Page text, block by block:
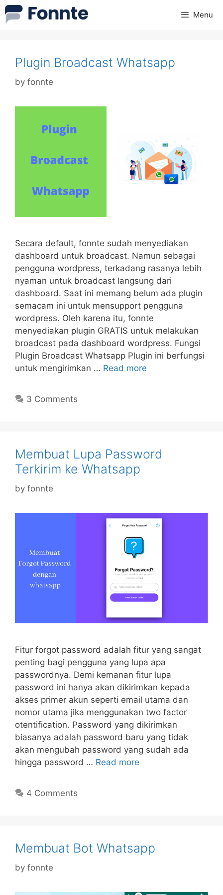
Skip
to
Menu
Plugin Broadcast Whatsapp
by fonnte
Secara default, fonnte sudah menyediakan
dashboard untuk broadcast. Namun sebagai
pengguna wordpress, terkadang rasanya lebih
nyaman untuk broadcast langsung dari
dashboard. Saat ini memang belum ada plugin
semacam ini untuk mensupport pengguna
wordpress. Oleh karena itu, fonnte
menyediakan plugin GRATIS untuk melakukan
broadcast pada dashboard wordpress. Fungsi
Plugin Broadcast Whatsapp Plugin ini berfungsi
untuk mengirimkan … Read more
3 Comments
Membuat Lupa Password
Terkirim ke Whatsapp
by fonnte
Fitur forgot password adalah fitur yang sangat
penting bagi pengguna yang lupa apa
passwordnya. Demi kemanan fitur lupa
password ini hanya akan dikirimkan kepada
akses primer akun seperti email utama dan
nomor utama jika menggunakan two factor
otentification. Password yang dikirimkan
biasanya adalah password baru yang tidak
akan mengubah password yang sudah ada
hingga password … Read more
4 Comments
Membuat Bot Whatsapp
by fonnte